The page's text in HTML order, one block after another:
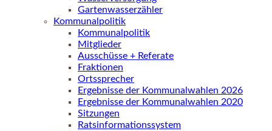
Gartenwasserzähler
Kommunalpolitik
Kommunalpolitik
Mitglieder
Ausschüsse + Referate
Fraktionen
Ortssprecher
Ergebnisse der Kommunalwahlen 2026
Ergebnisse der Kommunalwahlen 2020
Sitzungen
Ratsinformationssystem